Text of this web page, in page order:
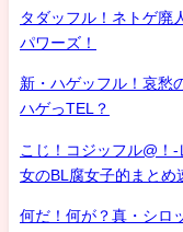
タダッフル！ネトゲ廃
パワーズ！
新・ハゲッフル！哀愁
ハゲっTEL？
こじ！コジッフル@！
女のBL腐女子的まとめ
何だ！何が？真・シ